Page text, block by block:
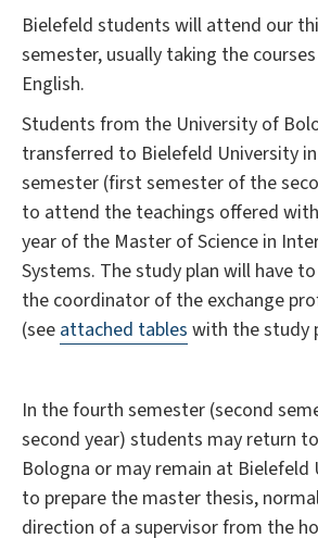
Bielefeld students will attend our
semester, usually taking the
English.
Students from the University of
transferred to Bielefeld University
semester (first semester of the
to attend the teachings offered
year of the Master of Science in
Systems. The study plan will have
the coordinator of the exchange
(see attached tables with the study
In the fourth semester (second
second year) students may return
Bologna or may remain at Bielefeld
to prepare the master thesis,
direction of a supervisor from the